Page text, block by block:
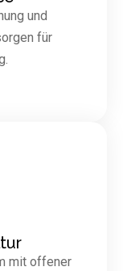
und
für
mit offener